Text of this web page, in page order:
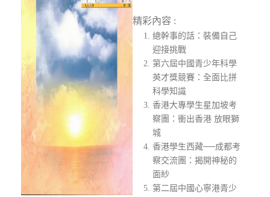
精彩內容 :
總幹事的話：裝備自己
迎接挑戰
第六屆中國青少年科學
英才獎競賽：全面比拼
科學知識
香港大專學生星加坡考
察團：衝出香港 放眼獅
城
香港學生西藏──成都考
察交流團：揭開神秘的
面紗
第二屆中國心寧港青少